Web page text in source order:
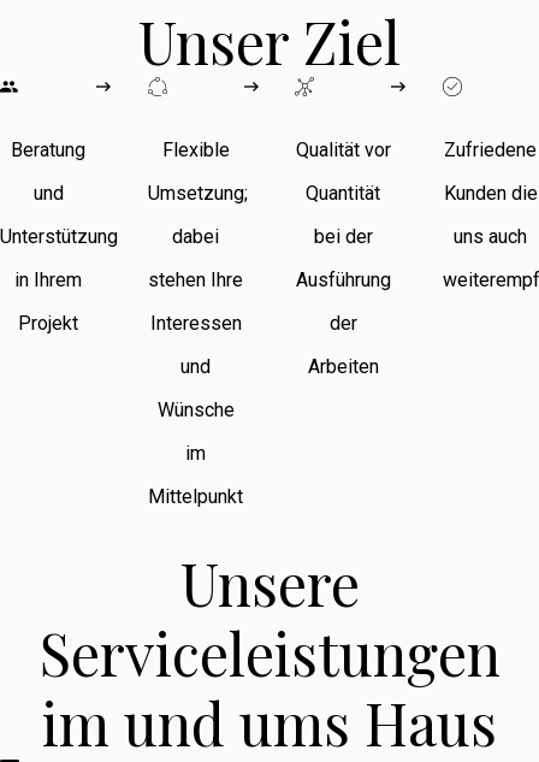
Unser Ziel
Beratung
und
Unterstützung
in Ihrem
Projekt
Flexible
Umsetzung;
dabei
stehen Ihre
Interessen
und
Wünsche
im
Mittelpunkt
Qualität vor
Quantität
bei der
Ausführung
der
Arbeiten
Zufriedene
Kunden die
uns auch
Unsere
Serviceleistungen
im und ums Haus